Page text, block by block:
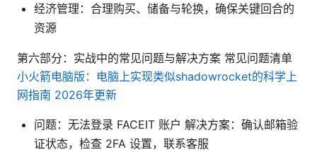
经济管理：合理购买、储备与轮换，确保关键回合的
资源
第六部分：实战中的常见问题与解决方案 常见问题清单
小火箭电脑版：电脑上实现类似shadowrocket的科学上
网指南 2026年更新
问题：无法登录 FACEIT 账户 解决方案：确认邮箱验
证状态，检查 2FA 设置，联系客服